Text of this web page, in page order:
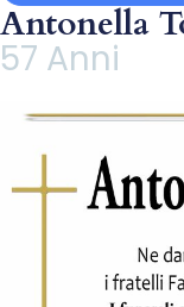
Antonella
57 Anni